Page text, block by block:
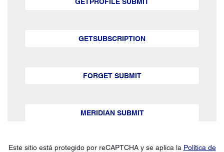
GETSUBSCRIPTION
FORGET SUBMIT
MERIDIAN SUBMIT
Este sitio está protegido por reCAPTCHA y se aplica la Política de